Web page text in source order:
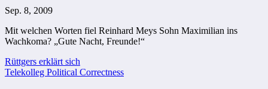
Sep. 8, 2009
Mit welchen Worten fiel Reinhard Meys Sohn Maximilian ins
Wachkoma? „Gute Nacht, Freunde!“
Beitragsnavigation
Rüttgers erklärt sich
Telekolleg Political Correctness